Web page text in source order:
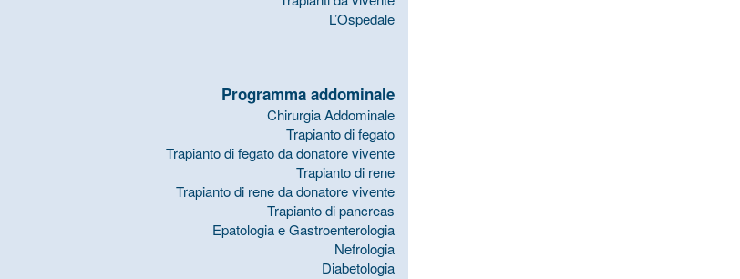
L’Ospedale
Programma addominale
Chirurgia Addominale
Trapianto di fegato
Trapianto di fegato da donatore vivente
Trapianto di rene
Trapianto di rene da donatore vivente
Trapianto di pancreas
Epatologia e Gastroenterologia
Nefrologia
Diabetologia